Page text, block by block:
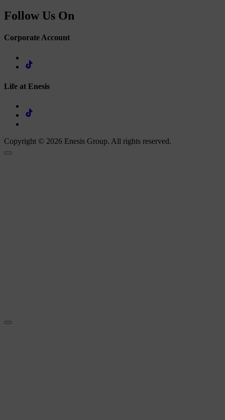
Follow Us On
Corporate Account
Life at Enesis
Copyright © 2026 Enesis Group. All rights reserved.